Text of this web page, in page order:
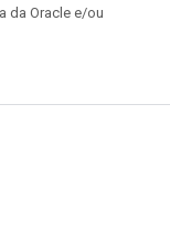
da Oracle e/ou